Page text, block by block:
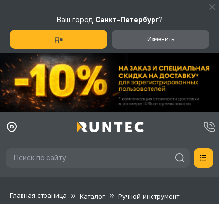
Ваш город Санкт-Петербург?
Да Изменить
Главная страница Каталог
Ручной инструмент